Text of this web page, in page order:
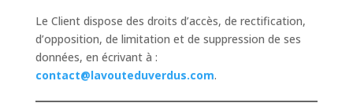
Le Client dispose des droits d’accès, de rectification,
d’opposition, de limitation et de suppression de ses
données, en écrivant à :
contact@lavouteduverdus.com.